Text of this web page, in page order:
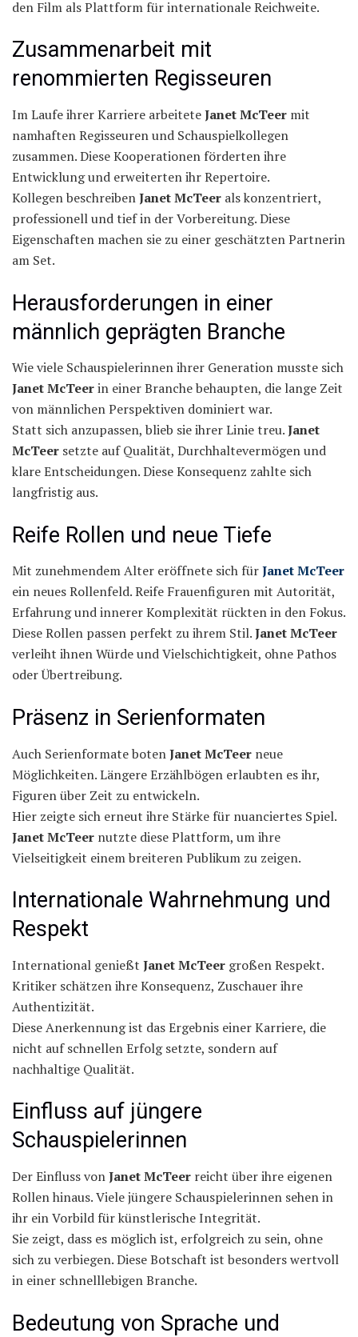
den Film als Plattform für internationale Reichweite.
Zusammenarbeit mit
renommierten Regisseuren
Im Laufe ihrer Karriere arbeiteteJanet McTeer mit
namhaften Regisseuren und Schauspielkollegen
zusammen. Diese Kooperationen förderten ihre
Entwicklung und erweiterten ihr Repertoire.
Kollegen beschreibenJanet McTeer als konzentriert,
professionell und tief in der Vorbereitung. Diese
Eigenschaften machen sie zu einer geschätzten Partnerin
am Set.
Herausforderungen in einer
männlich geprägten Branche
Wie viele Schauspielerinnen ihrer Generation musste sich
Janet McTeerin einer Branche behaupten, die lange Zeit
von männlichen Perspektiven dominiert war.
Statt sich anzupassen, blieb sie ihrer Linie treu.Janet
McTeer setzte auf Qualität, Durchhaltevermögen und
klare Entscheidungen. Diese Konsequenz zahlte sich
langfristig aus.
Reife Rollen und neue Tiefe
Mit zunehmendem Alter eröffnete sich fürJanet McTeer
ein neues Rollenfeld. Reife Frauenfiguren mit Autorität,
Erfahrung und innerer Komplexität rückten in den Fokus.
Diese Rollen passen perfekt zu ihrem Stil.Janet McTeer
verleiht ihnen Würde und Vielschichtigkeit, ohne Pathos
oder Übertreibung.
Präsenz in Serienformaten
Auch Serienformate botenJanet McTeer neue
Möglichkeiten. Längere Erzählbögen erlaubten es ihr,
Figuren über Zeit zu entwickeln.
Hier zeigte sich erneut ihre Stärke für nuanciertes Spiel.
Janet McTeer nutzte diese Plattform, um ihre
Vielseitigkeit einem breiteren Publikum zu zeigen.
Internationale Wahrnehmung und
Respekt
International genießt Janet McTeer großen Respekt.
Kritiker schätzen ihre Konsequenz, Zuschauer ihre
Authentizität.
Diese Anerkennung ist das Ergebnis einer Karriere, die
nicht auf schnellen Erfolg setzte, sondern auf
nachhaltige Qualität.
Einfluss auf jüngere
Schauspielerinnen
Der Einfluss vonJanet McTeer reicht über ihre eigenen
Rollen hinaus. Viele jüngere Schauspielerinnen sehen in
ihr ein Vorbild für künstlerische Integrität.
Sie zeigt, dass es möglich ist, erfolgreich zu sein, ohne
sich zu verbiegen. Diese Botschaft ist besonders wertvoll
in einer schnelllebigen Branche.
Bedeutung von Sprache und